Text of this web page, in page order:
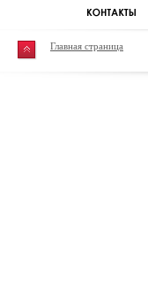
Главная страница